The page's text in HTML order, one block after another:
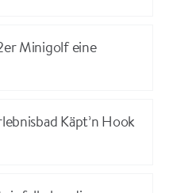
Minigolf eine
Käpt’n Hook